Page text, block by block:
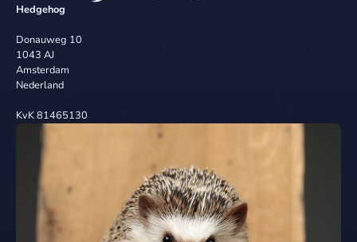
Hedgehog
Donauweg 10
1043 AJ
Amsterdam
Nederland
KvK 81465130